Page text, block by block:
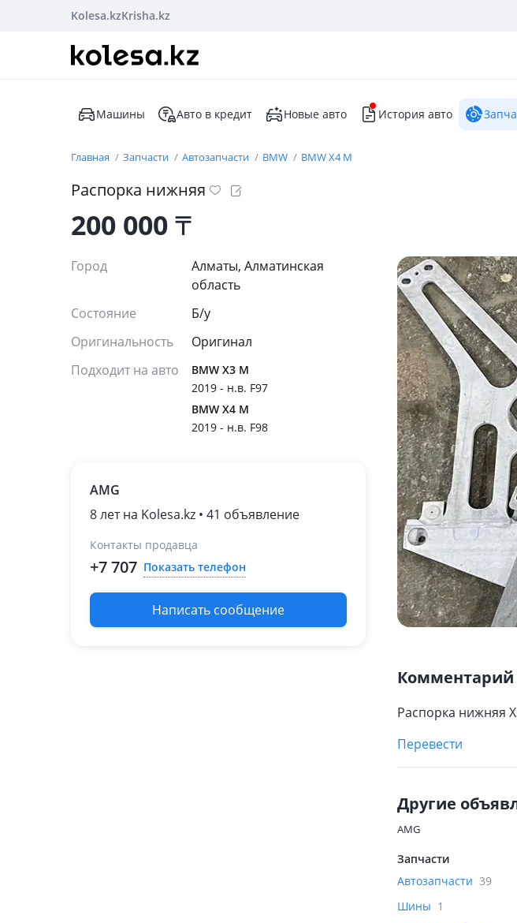
Kolesa.kzKrisha.kz
Машины Авто в кредит Новые авто История авто
Главная Запчасти Автозапчасти BMW BMW X4 M
Распорка нижняя
200 000₸
Город
Алматы, Алматинская
область
Состояние
Б/y
Оригинальность
Оригинал
Подходит на авто
BMW X3 M
2019 - н.в. F97
BMW X4 M
2019 - н.в. F98
AMG
8 лет на Kolesa.kz • 41 объявление
Контакты продавца
+7 707 Показать телефон
Написать сообщение
Комментарий
Распорка нижняя
Перевести
Другие
AMG
Запчасти
Автозапчасти 39
Шины 1